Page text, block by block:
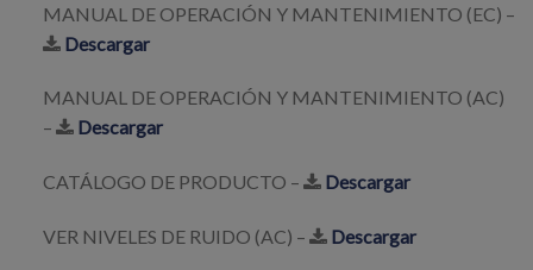
MANUAL DE OPERACIÓN Y MANTENIMIENTO (EC) –
Descargar
MANUAL DE OPERACIÓN Y MANTENIMIENTO (AC)
–
Descargar
CATÁLOGO DE PRODUCTO – Descargar
VER NIVELES DE RUIDO (AC) – Descargar